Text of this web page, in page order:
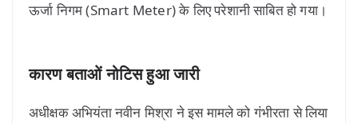
ऊर्जा निगम (Smart Meter) के लिए परेशानी साबित हो गया।
कारण बताओं नोटिस हुआ जारी
अधीक्षक अभियंता नवीन मिश्रा ने इस मामले को गंभीरता से लिया